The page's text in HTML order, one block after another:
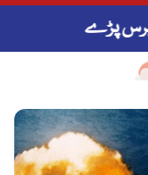
پڑے